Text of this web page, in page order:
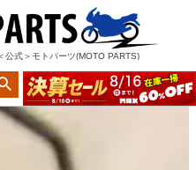
公式＞モトパーツ(MOTO PARTS)